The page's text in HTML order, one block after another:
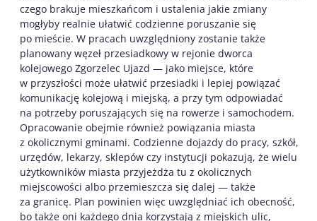
czego brakuje mieszkańcom i ustalenia jakie zmiany
mogłyby realnie ułatwić codzienne poruszanie się
po mieście. W pracach uwzględniony zostanie także
planowany węzeł przesiadkowy w rejonie dworca
kolejowego Zgorzelec Ujazd — jako miejsce, które
w przyszłości może ułatwić przesiadki i lepiej powiązać
komunikację kolejową i miejską, a przy tym odpowiadać
na potrzeby poruszających się na rowerze i samochodem.
Opracowanie obejmie również powiązania miasta
z okolicznymi gminami. Codzienne dojazdy do pracy, szkół,
urzędów, lekarzy, sklepów czy instytucji pokazują, że wielu
użytkowników miasta przyjeżdża tu z okolicznych
miejscowości albo przemieszcza się dalej — także
za granicę. Plan powinien więc uwzględniać ich obecność,
bo także oni każdego dnia korzystają z miejskich ulic,